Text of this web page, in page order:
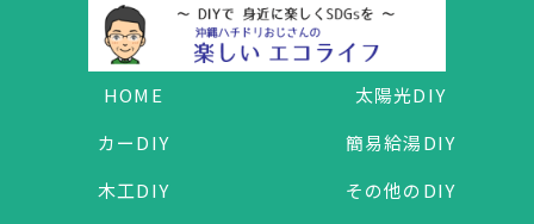
HOME
太陽光DIY
カーDIY
簡易給湯DIY
木工DIY
その他のDIY